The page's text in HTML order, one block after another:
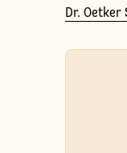
Dr. Oetker